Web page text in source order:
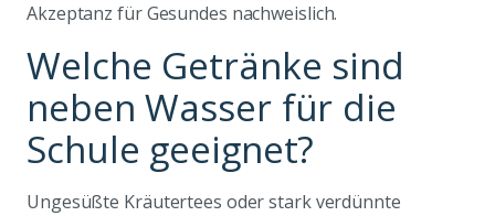
Akzeptanz für Gesundes nachweislich.
Welche Getränke sind
neben Wasser für die
Schule geeignet?
Ungesüßte Kräutertees oder stark verdünnte